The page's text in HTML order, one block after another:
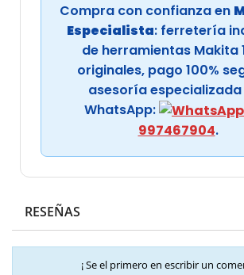
Compra con confianza en
Especialista: ferretería
de herramientas Makita
originales, pago 100%
asesoría
WhatsApp:
997467904.
RESEÑAS
¡ Se el primero en escribir un